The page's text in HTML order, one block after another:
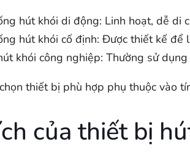
hút khói di động: Linh hoạt, dễ di
hút khói cố định: Được thiết kế
khói công nghiệp: Thường sử
thiết bị phù hợp phụ thuộc vào
của thiết bị